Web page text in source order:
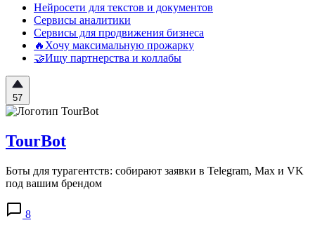
Нейросети для текстов и документов
Сервисы аналитики
Сервисы для продвижения бизнеса
🔥Хочу максимальную прожарку
🤝Ищу партнерства и коллабы
57
TourBot
Боты для турагентств: собирают заявки в Telegram, Max и VK
под вашим брендом
8